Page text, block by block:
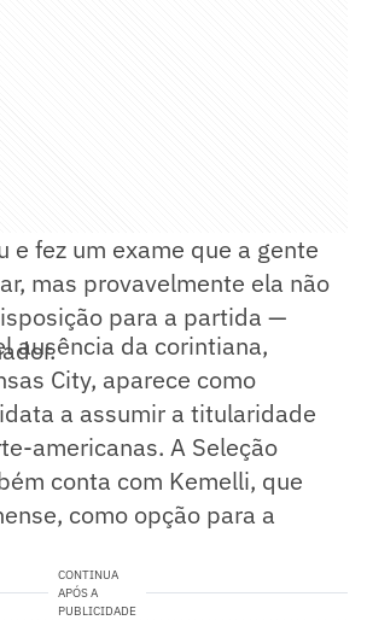
e fez um exame que a gente
mas provavelmente ela não
para a partida —
ausência da corintiana,
City, aparece como
a assumir a titularidade
americanas. A Seleção
conta com Kemelli, que
como opção para a
CONTINUA
APÓS A
PUBLICIDADE